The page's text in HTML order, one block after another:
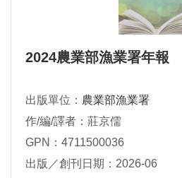
2024農業部漁業署年報
出版單位： 農業部漁業署
作/編/譯者：莊京儒
GPN：4711500036
出版／創刊日期：2026-06